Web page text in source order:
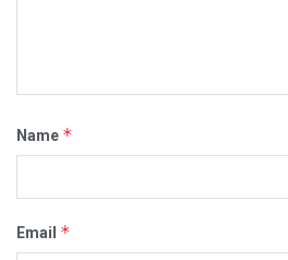
Name *
Email *